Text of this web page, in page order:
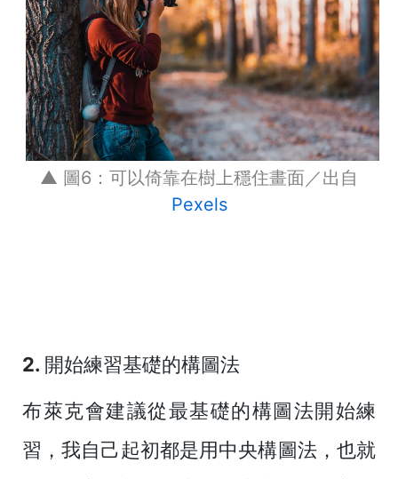
▲ 圖6：可以倚靠在樹上穩住畫面／出自
Pexels
2. 開始練習基礎的構圖法
布萊克會建議從最基礎的構圖法開始練
習，我自己起初都是用中央構圖法，也就